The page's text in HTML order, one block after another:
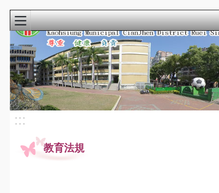
:::
首頁
寒暑假自主學
習
115小運會
重要公告
:::
教育法規